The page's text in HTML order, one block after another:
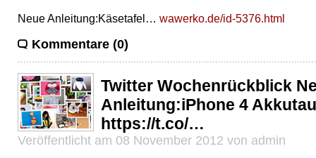
Neue Anleitung:Käsetafel… wawerko.de/id-5376.html
Kommentare (0)
Twitter Wochenrückblick
Anleitung:iPhone 4
https://t.co/…
Veröffentlicht am 08 November 2012 von admin